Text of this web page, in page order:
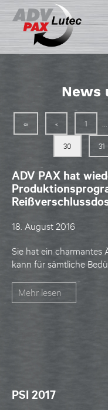
News
«« « 1 ...
30 31
ADV PAX hat
18. August 2016
Sie hat ein charmantes
kann für sämtliche
Mehr lesen
PSI 2017